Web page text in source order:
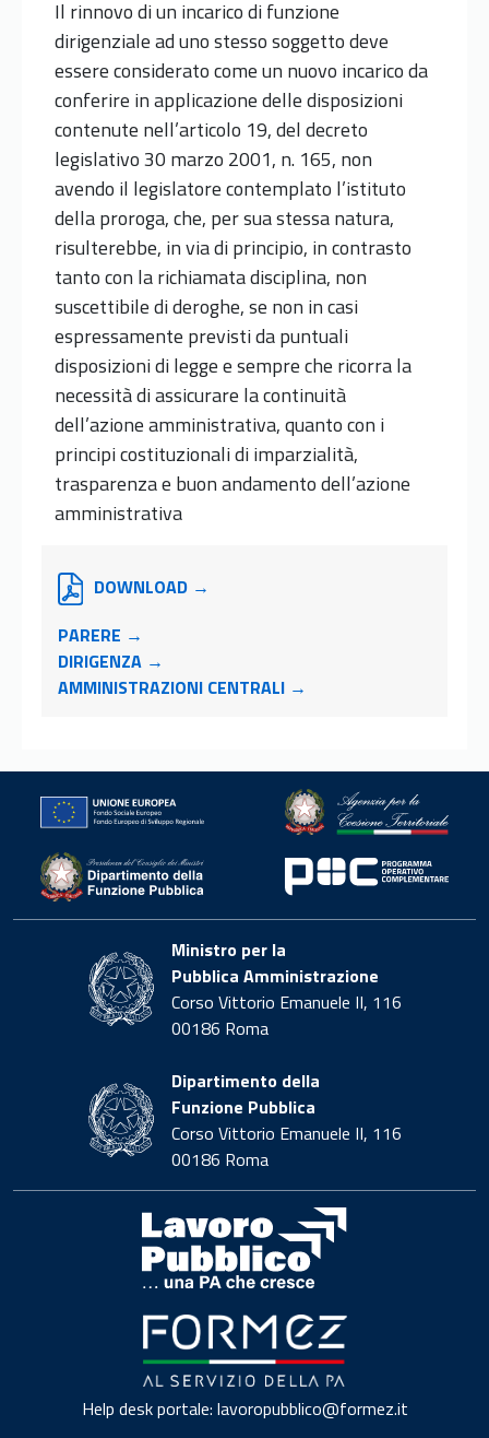
Il rinnovo di un incarico di funzione
dirigenziale ad uno stesso soggetto deve
essere considerato come un nuovo incarico da
conferire in applicazione delle disposizioni
contenute nell’articolo 19, del decreto
legislativo 30 marzo 2001, n. 165, non
avendo il legislatore contemplato l’istituto
della proroga, che, per sua stessa natura,
risulterebbe, in via di principio, in contrasto
tanto con la richiamata disciplina, non
suscettibile di deroghe, se non in casi
espressamente previsti da puntuali
disposizioni di legge e sempre che ricorra la
necessità di assicurare la continuità
dell’azione amministrativa, quanto con i
principi costituzionali di imparzialità,
trasparenza e buon andamento dell’azione
amministrativa
DOWNLOAD →
PARERE →
DIRIGENZA →
AMMINISTRAZIONI CENTRALI →
Ministro per la
Pubblica Amministrazione
Corso Vittorio Emanuele II, 116
00186 Roma
Dipartimento della
Funzione Pubblica
Corso Vittorio Emanuele II, 116
00186 Roma
Help desk portale: lavoropubblico@formez.it